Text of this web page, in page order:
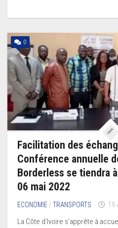
0
Facilitation des
Conférence annuelle
Borderless se tiendra
06 mai 2022
ECONOMIE /TRANSPORTS 19
La Côte d’Ivoire s’apprête à